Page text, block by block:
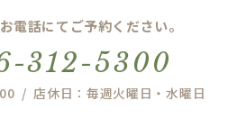
電話にてご予約ください。
312-5300
/ 店休日：毎週火曜日・水曜日